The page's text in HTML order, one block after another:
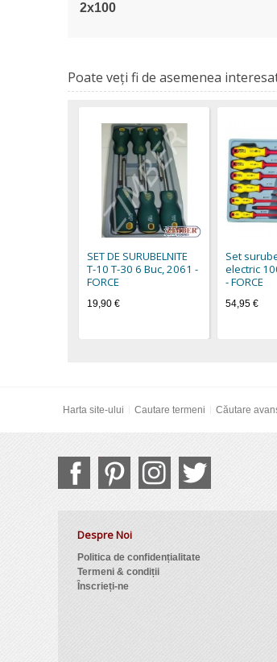
2x100
Poate veţi fi de asemenea
SET DE SURUBELNITE
Т-10 Т-30 6 Buc, 2061 -
FORCE
19,90 €
Set
electric
- FORCE
54,95 €
Harta site-ului Cautare termeni Căutare
Despre Noi
Politica de confidențialitate
Termeni & condiții
Înscrieți-ne